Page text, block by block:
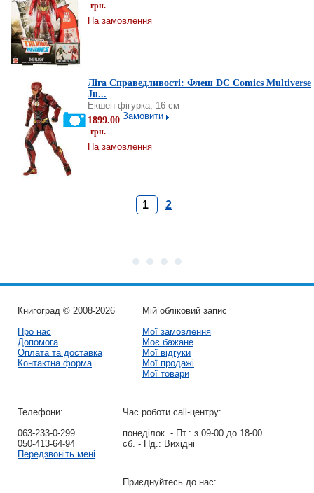
грн.
На замовлення
Ліга Справедливості: Флеш DC Comics Multiverse
Ju...
Екшен-фігурка, 16 см
1899.00
грн.
Замовити
На замовлення
1 2
Книгоград © 2008-2026
Про нас
Допомога
Оплата та доставка
Контактна форма
Мій обліковий запис
Мої замовлення
Моє бажане
Мої відгуки
Мої продажі
Мої товари
Телефони:
063-233-0-299
050-413-64-94
Передзвоніть мені
Час роботи call-центру:
понеділок. - Пт.: з 09-00 до 18-00
сб. - Нд.: Вихідні
Приєднуйтесь до нас: